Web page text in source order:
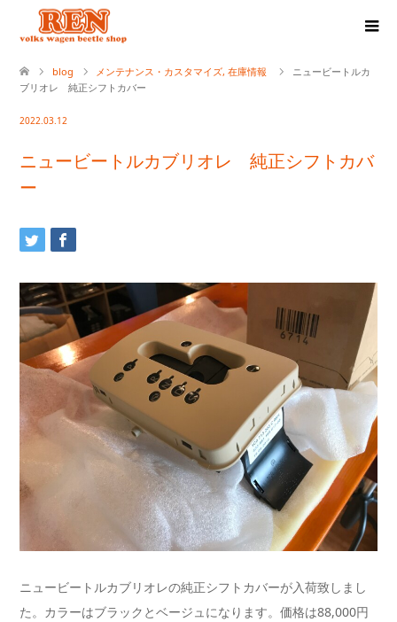
blog メンテナンス・カスタマイズ, 在庫情報
ニュービートルカ
ブリオレ 純正シフトカバー
2022.03.12
ニュービートルカブリオレ 純正シフトカバ
ー
ニュービートルカブリオレの純正シフトカバーが入荷致しまし
た。カラーはブラックとベージュになります。価格は88,000円